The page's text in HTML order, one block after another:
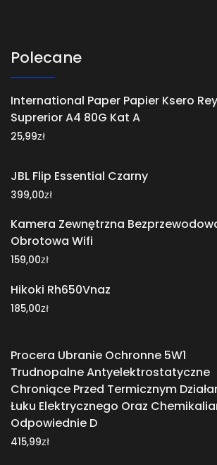
Polecane
International Paper Papier Ksero Rey
Suprerior A4 80G Kat A
25,99zł
JBL Flip Essential Czarny
399,00zł
Kamera Zewnętrzna
Obrotowa Wifi
159,00zł
Hikoki Rh650Vnaz
185,00zł
Procera Ubranie Ochronne 5W1
Trudnopalne Antyelektrostatyczne
Chroniące Przed Termicznym
Łuku Elektrycznego Oraz
Odpowiednie D
415,99zł